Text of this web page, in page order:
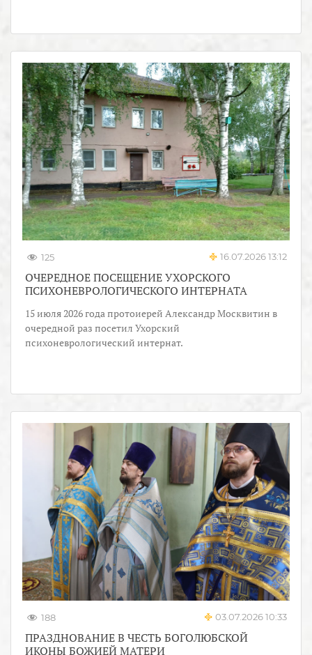
125 16.07.2026 13:12
ОЧЕРЕДНОЕ ПОСЕЩЕНИЕ УХОРСКОГО
ПСИХОНЕВРОЛОГИЧЕСКОГО ИНТЕРНАТА
15 июля 2026 года протоиерей Александр Москвитин в
очередной раз посетил Ухорский
психоневрологический интернат.
188 03.07.2026 10:33
ПРАЗДНОВАНИЕ В ЧЕСТЬ БОГОЛЮБСКОЙ
ИКОНЫ БОЖИЕЙ МАТЕРИ